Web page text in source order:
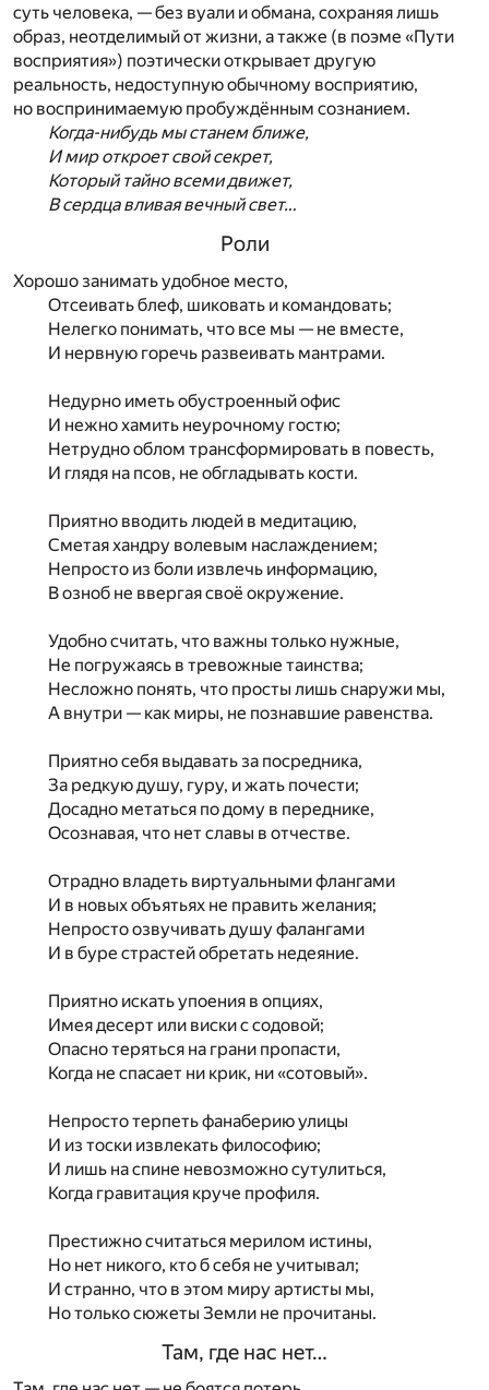
суть человека, — без вуали и обмана, сохраняя лишь
образ, неотделимый от жизни, а также (в поэме «Пути
восприятия») поэтически открывает другую
реальность, недоступную обычному восприятию,
но воспринимаемую пробуждённым сознанием.
Когда-нибудь мы станем ближе,
И мир откроет свой секрет,
Который тайно всеми движет,
В сердца вливая вечный свет…
Роли
Хорошо занимать удобное место,
Отсеивать блеф, шиковать и командовать;
Нелегко понимать, что все мы — не вместе,
И нервную горечь развеивать мантрами.
Недурно иметь обустроенный офис
И нежно хамить неурочному гостю;
Нетрудно облом трансформировать в повесть,
И глядя на псов, не обгладывать кости.
Приятно вводить людей в медитацию,
Сметая хандру волевым наслаждением;
Непросто из боли извлечь информацию,
В озноб не ввергая своё окружение.
Удобно считать, что важны только нужные,
Не погружаясь в тревожные таинства;
Несложно понять, что просты лишь снаружи мы,
А внутри — как миры, не познавшие равенства.
Приятно себя выдавать за посредника,
За редкую душу, гуру, и жать почести;
Досадно метаться по дому в переднике,
Осознавая, что нет славы в отчестве.
Отрадно владеть виртуальными флангами
И в новых объятьях не править желания;
Непросто озвучивать душу фалангами
И в буре страстей обретать недеяние.
Приятно искать упоения в опциях,
Имея десерт или виски с содовой;
Опасно теряться на грани пропасти,
Когда не спасает ни крик, ни «сотовый».
Непросто терпеть фанаберию улицы
И из тоски извлекать философию;
И лишь на спине невозможно сутулиться,
Когда гравитация круче профиля.
Престижно считаться мерилом истины,
Но нет никого, кто б себя не учитывал;
И странно, что в этом миру артисты мы,
Но только сюжеты Земли не прочитаны.
Там, где нас нет…